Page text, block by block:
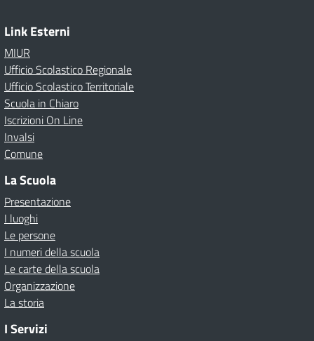
Link Esterni
MIUR
Ufficio Scolastico Regionale
Ufficio Scolastico Territoriale
Scuola in Chiaro
Iscrizioni On Line
Invalsi
Comune
La Scuola
Presentazione
I luoghi
Le persone
I numeri della scuola
Le carte della scuola
Organizzazione
La storia
I Servizi